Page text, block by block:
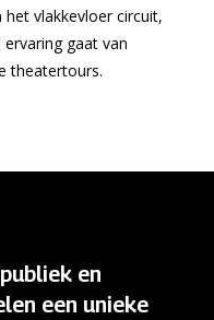
vlakkevloer circuit,
gaat van
theatertours.
en
een unieke